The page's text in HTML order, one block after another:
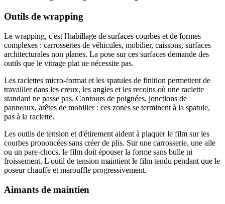
Outils de wrapping
Le wrapping, c'est l'habillage de surfaces courbes et de formes
complexes : carrosseries de véhicules, mobilier, caissons, surfaces
architecturales non planes. La pose sur ces surfaces demande des
outils que le vitrage plat ne nécessite pas.
Les raclettes micro-format et les spatules de finition permettent de
travailler dans les creux, les angles et les recoins où une raclette
standard ne passe pas. Contours de poignées, jonctions de
panneaux, arêtes de mobilier : ces zones se terminent à la spatule,
pas à la raclette.
Les outils de tension et d'étirement aident à plaquer le film sur les
courbes prononcées sans créer de plis. Sur une carrosserie, une aile
ou un pare-chocs, le film doit épouser la forme sans bulle ni
froissement. L'outil de tension maintient le film tendu pendant que le
poseur chauffe et marouffle progressivement.
Aimants de maintien